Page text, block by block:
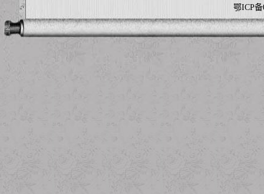
鄂ICP备